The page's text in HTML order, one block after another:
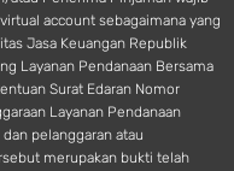
account sebagaimana yang
Jasa Keuangan Republik
Layanan Pendanaan Bersama
Surat Edaran Nomor
Layanan Pendanaan
pelanggaran atau
merupakan bukti telah